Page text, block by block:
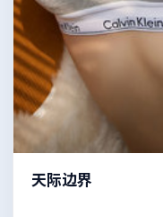
天际边界